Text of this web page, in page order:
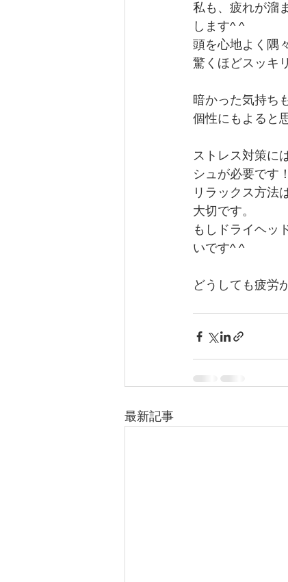
私も、疲れが溜
します^ ^
頭を心地よく隅
驚くほどスッキ
暗かった気持ち
個性にもよると
ストレス対策に
シュが必要です！
リラックス方法
大切です。
もしドライヘッ
いです^ ^
どうしても疲労
最新記事